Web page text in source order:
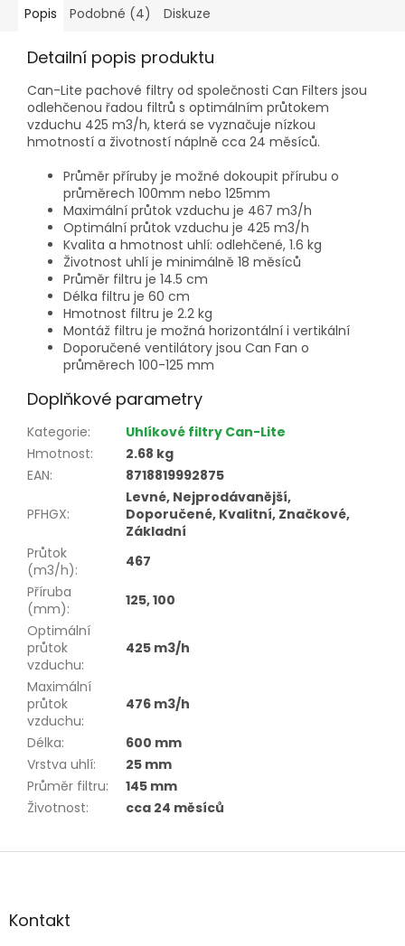
Popis Podobné (4) Diskuze
Detailní popis produktu
Can-Lite pachové filtry od společnosti Can Filters jsou
odlehčenou řadou filtrů s optimálním průtokem
vzduchu 425 m3/h, která se vyznačuje nízkou
hmotností a životností náplně cca 24 měsíců.
Průměr příruby je možné dokoupit přírubu o
průměrech 100mm nebo 125mm
Maximální průtok vzduchu je 467 m3/h
Optimální průtok vzduchu je 425 m3/h
Kvalita a hmotnost uhlí: odlehčené, 1.6 kg
Životnost uhlí je minimálně 18 měsíců
Průměr filtru je 14.5 cm
Délka filtru je 60 cm
Hmotnost filtru je 2.2 kg
Montáž filtru je možná horizontální i vertikální
Doporučené ventilátory jsou Can Fan o
průměrech 100-125 mm
Doplňkové parametry
Kategorie:
Uhlíkové filtry Can-Lite
Hmotnost:
2.68 kg
EAN: 8718819992875
PFHGX:
Levné, Nejprodávanější,
Doporučené, Kvalitní, Značkové,
Základní
Průtok
(m3/h):
467
Příruba
(mm):
125, 100
Optimální
průtok
vzduchu:
425 m3/h
Maximální
průtok
vzduchu:
476 m3/h
Délka:
600 mm
Vrstva uhlí:
25 mm
Průměr filtru:
145 mm
Životnost: cca 24 měsíců
Z
aKontakt